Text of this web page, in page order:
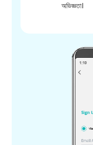
অভিজ্ঞতা।